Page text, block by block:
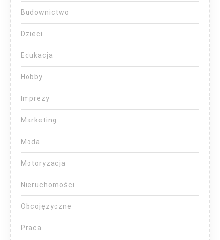
Budownictwo
Dzieci
Edukacja
Hobby
Imprezy
Marketing
Moda
Motoryzacja
Nieruchomości
Obcojęzyczne
Praca